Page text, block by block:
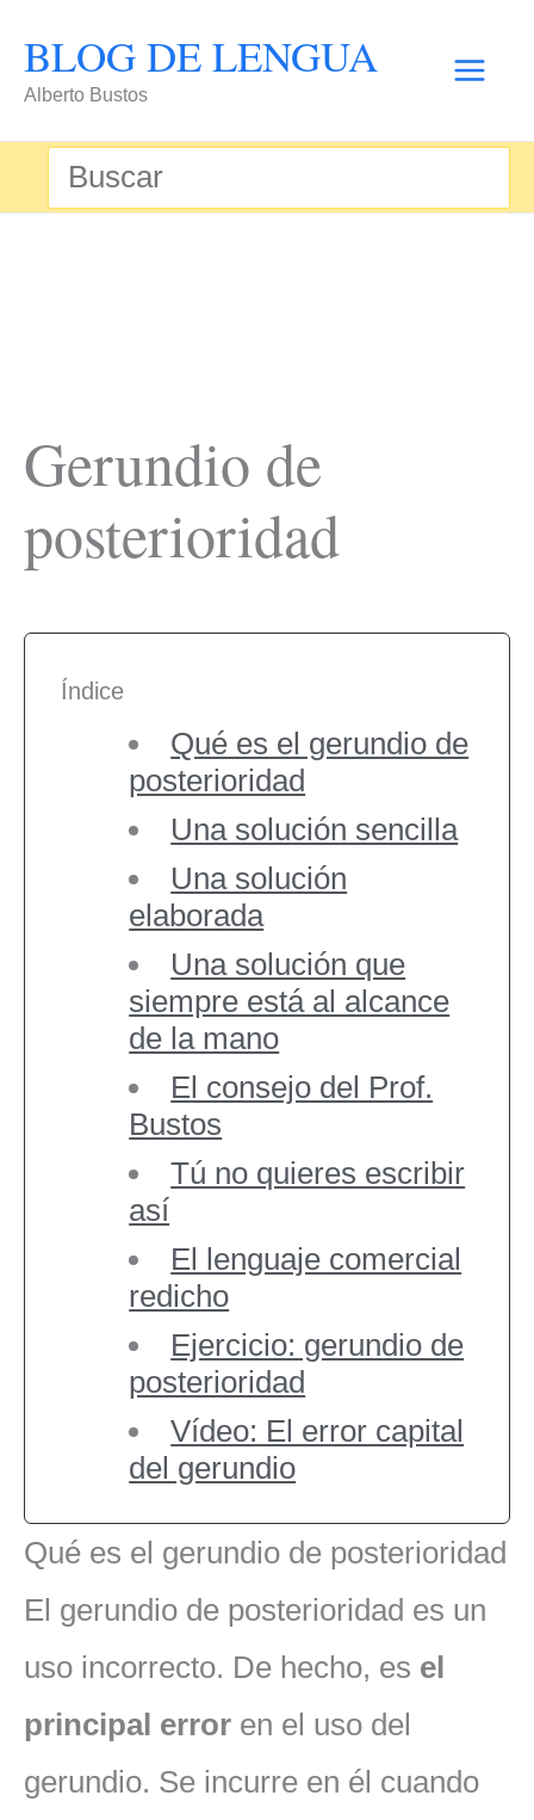
contenido
BLOG DE LENGUA
Alberto Bustos
Buscar
por:
Gerundio de
posterioridad
Índice
Qué es el gerundio de
posterioridad
Una solución sencilla
Una solución
elaborada
Una solución que
siempre está al alcance
de la mano
El consejo del Prof.
Bustos
Tú no quieres escribir
así
El lenguaje comercial
redicho
Ejercicio: gerundio de
posterioridad
Vídeo: El error capital
del gerundio
Qué es el gerundio de posterioridad
El gerundio de posterioridad es un
uso incorrecto. De hecho, es el
principal error en el uso del
gerundio. Se incurre en él cuando